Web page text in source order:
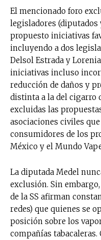
El mencionado foro
legisladores (diputados
propuesto iniciativas
incluyendo a dos
Delsol Estrada y
iniciativas incluso
reducción de daños y
distinta a la del cigarro
excluidas las
asociaciones civiles
consumidores de los
México y el Mundo
La diputada Medel
exclusión. Sin
de la SS afirman
redes) que quienes se
posición sobre los
compañías